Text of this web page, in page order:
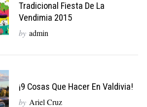
Tradicional Fiesta De La
Vendimia 2015
by admin
¡9 Cosas Que Hacer En Valdivia!
by Ariel Cruz